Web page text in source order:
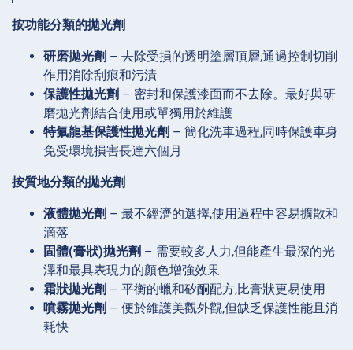
按功能分類的拋光劑
研磨拋光劑 – 去除受損的透明塗層頂層,通過控制切削
作用消除刮痕和污漬
保護性拋光劑 – 密封和保護漆面而不去除。最好與研
磨拋光劑結合使用或單獨用於維護
特氟龍基保護性拋光劑 – 簡化洗車過程,同時保護車身
免受環境損害長達六個月
按質地分類的拋光劑
液體拋光劑 – 最不經濟的選擇,使用過程中容易擴散和
滴落
固體(膏狀)拋光劑 – 需要較多人力,但能產生最深的光
澤和最具表現力的顏色增強效果
霜狀拋光劑 – 平衡的蠟和矽酮配方,比膏狀更易使用
噴霧拋光劑 – 便於維護美觀外觀,但缺乏保護性能且消
耗快